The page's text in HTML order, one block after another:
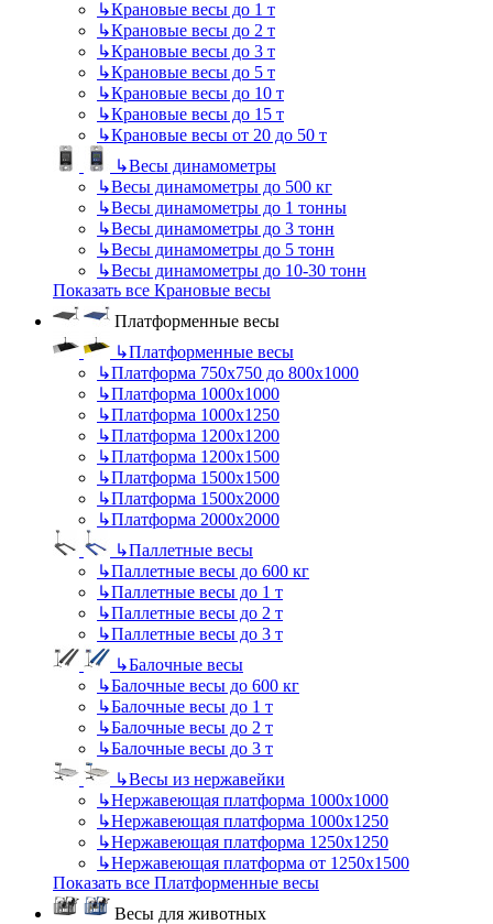
↳Крановые весы до 1 т
↳Крановые весы до 2 т
↳Крановые весы до 3 т
↳Крановые весы до 5 т
↳Крановые весы до 10 т
↳Крановые весы до 15 т
↳Крановые весы от 20 до 50 т
↳Весы динамометры
↳Весы динамометры до 500 кг
↳Весы динамометры до 1 тонны
↳Весы динамометры до 3 тонн
↳Весы динамометры до 5 тонн
↳Весы динамометры до 10-30 тонн
Показать все Крановые весы
Платформенные весы
↳Платформенные весы
↳Платформа 750х750 до 800х1000
↳Платформа 1000х1000
↳Платформа 1000х1250
↳Платформа 1200х1200
↳Платформа 1200х1500
↳Платформа 1500х1500
↳Платформа 1500х2000
↳Платформа 2000х2000
↳Паллетные весы
↳Паллетные весы до 600 кг
↳Паллетные весы до 1 т
↳Паллетные весы до 2 т
↳Паллетные весы до 3 т
↳Балочные весы
↳Балочные весы до 600 кг
↳Балочные весы до 1 т
↳Балочные весы до 2 т
↳Балочные весы до 3 т
↳Весы из нержавейки
↳Нержавеющая платформа 1000х1000
↳Нержавеющая платформа 1000х1250
↳Нержавеющая платформа 1250х1250
↳Нержавеющая платформа от 1250х1500
Показать все Платформенные весы
Весы для животных